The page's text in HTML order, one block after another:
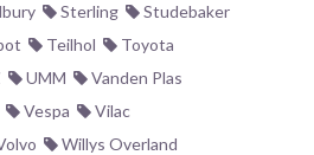
Sterling
Studebaker
Teilhol
Toyota
UMM
Vanden Plas
Vespa
Vilac
Willys Overland